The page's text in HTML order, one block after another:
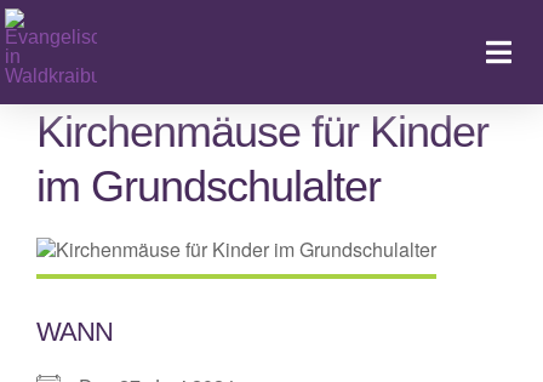
Zum
Inhalt
springen
Kirchenmäuse für Kinder
im Grundschulalter
WANN